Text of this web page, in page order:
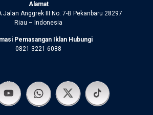
Alamat
Jalan Anggrek III No. 7-B Pekanbaru 28297
Riau – Indonesia
Pemasangan Iklan Hubungi
0821 3221 6088